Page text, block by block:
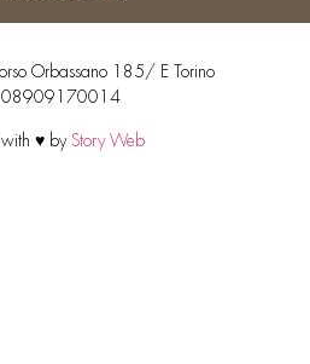
Orbassano 185/ E Torino
08909170014
with ♥ by Story Web